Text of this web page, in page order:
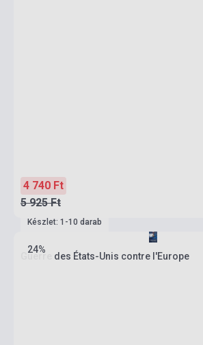
4 740 Ft
5 925 Ft
24%
Készlet: 1-10 darab
Guerre des États-Unis contre l'Europe